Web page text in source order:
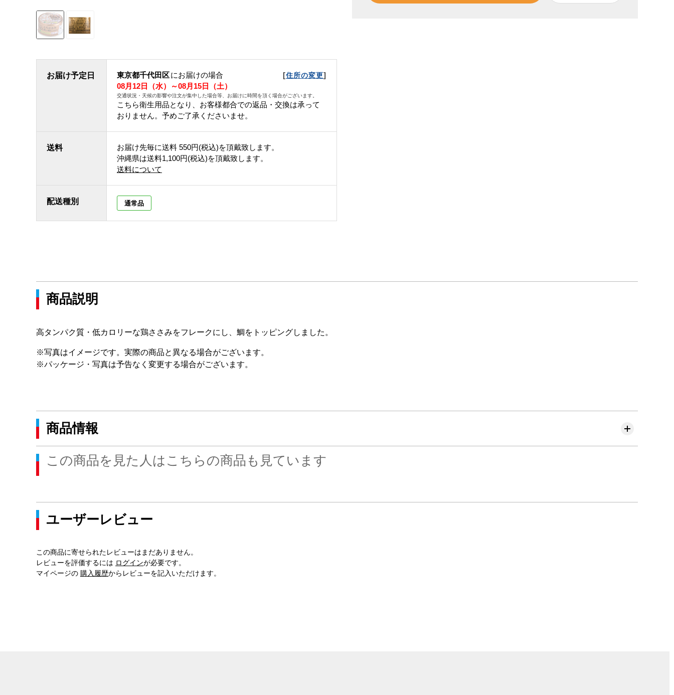
お届け予定日 東京都千代田区にお届けの場合 [住所の変更]
08月12日（水）～08月15日（土）
交通状況・天候の影響や注文が集中した場合等、お届けに時間を頂く場合がございます。
こちら衛生用品となり、お客様都合での返品・交換は承って
おりません。予めご了承くださいませ。
送料 お届け先毎に送料 550円(税込)を頂戴致します。
沖縄県は送料1,100円(税込)を頂戴致します。
送料について
配送種別 通常品
商品説明
高タンパク質・低カロリーな鶏ささみをフレークにし、鯛をトッピングしました。
※写真はイメージです。実際の商品と異なる場合がございます。
※パッケージ・写真は予告なく変更する場合がございます。
商品情報
この商品を見た人はこちらの商品も見ています
ユーザーレビュー
この商品に寄せられたレビューはまだありません。
レビューを評価するには ログインが必要です。
マイページの 購入履歴からレビューを記入いただけます。